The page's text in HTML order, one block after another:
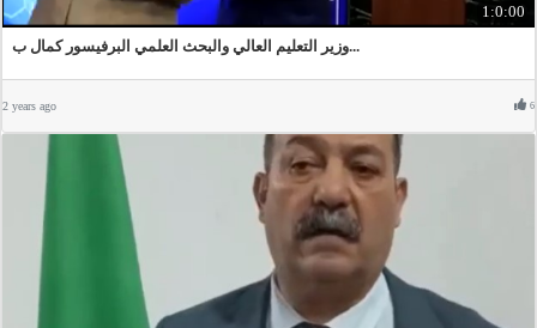
1:0:00
وزير التعليم العالي والبحث العلمي البرفيسور كمال ب...
2 years ago 6